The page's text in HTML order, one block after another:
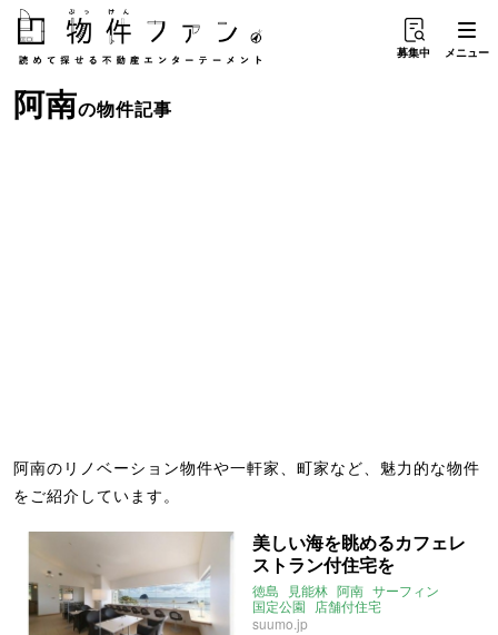
募集中 メニュー
阿南の物件記事
阿南のリノベーション物件や一軒家、町家など、魅力的な物件
をご紹介しています。
美しい海を眺めるカフェレ
ストラン付住宅を
徳島 見能林 阿南 サーフィン
国定公園
店舗付住宅
suumo.jp